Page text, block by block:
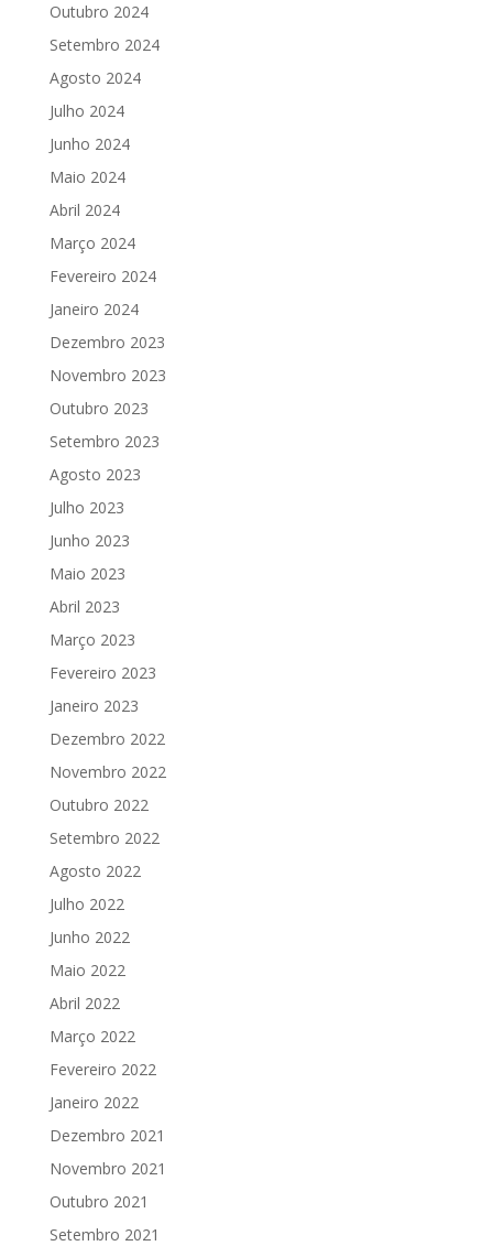
Outubro 2024
Setembro 2024
Agosto 2024
Julho 2024
Junho 2024
Maio 2024
Abril 2024
Março 2024
Fevereiro 2024
Janeiro 2024
Dezembro 2023
Novembro 2023
Outubro 2023
Setembro 2023
Agosto 2023
Julho 2023
Junho 2023
Maio 2023
Abril 2023
Março 2023
Fevereiro 2023
Janeiro 2023
Dezembro 2022
Novembro 2022
Outubro 2022
Setembro 2022
Agosto 2022
Julho 2022
Junho 2022
Maio 2022
Abril 2022
Março 2022
Fevereiro 2022
Janeiro 2022
Dezembro 2021
Novembro 2021
Outubro 2021
Setembro 2021